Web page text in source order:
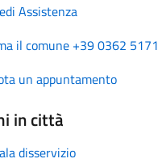
Assistenza
il comune +39 0362 5171
un appuntamento
in città
disservizio